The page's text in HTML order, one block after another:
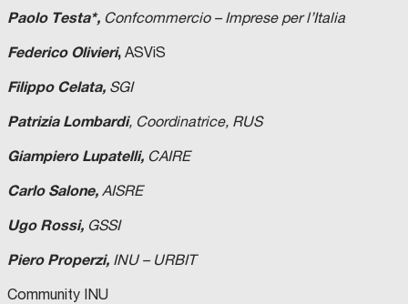
Paolo Testa*, Confcommercio – Imprese per l’Italia
Federico Olivieri, ASViS
Filippo Celata, SGI
Patrizia Lombardi, Coordinatrice, RUS
Giampiero Lupatelli, CAIRE
Carlo Salone, AISRE
Ugo Rossi, GSSI
Piero Properzi, INU – URBIT
Community INU